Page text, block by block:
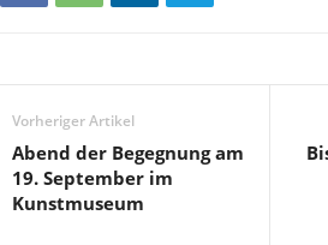
Vorheriger Artikel
Abend der Begegnung am
19. September im
Kunstmuseum